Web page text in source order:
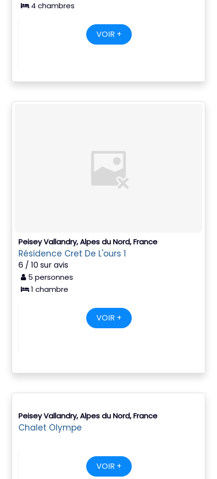
4 chambres
VOIR +
Peisey Vallandry, Alpes du Nord, France
Résidence Cret De L'ours 1
6 / 10 sur avis
5 personnes
1 chambre
VOIR +
Peisey Vallandry, Alpes du Nord, France
Chalet Olympe
VOIR +